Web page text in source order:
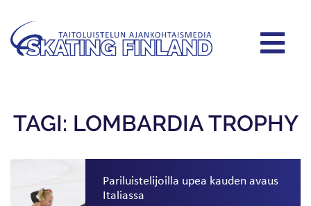
TAGI: LOMBARDIA TROPHY
Pariluistelijoilla upea kauden avaus
Italiassa